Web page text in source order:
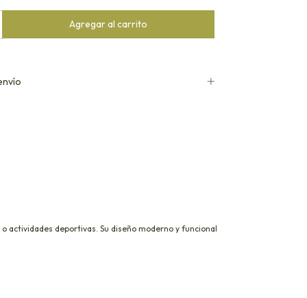
actividades deportivas. Su diseño moderno y funcional